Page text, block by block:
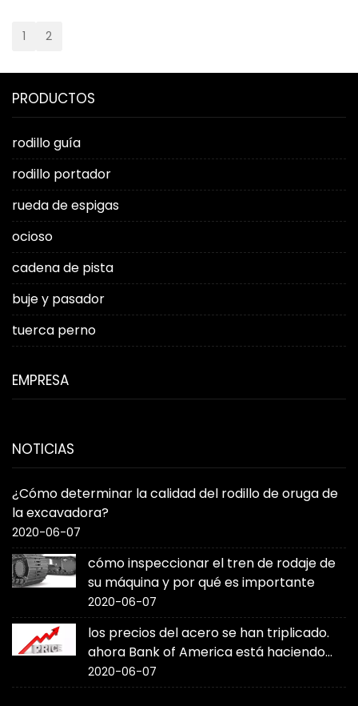
1 2
PRODUCTOS
rodillo guía
rodillo portador
rueda de espigas
ocioso
cadena de pista
buje y pasador
tuerca perno
EMPRESA
NOTICIAS
¿Cómo determinar la calidad del rodillo de oruga de
la excavadora?
2020-06-07
cómo inspeccionar el tren de rodaje de
su máquina y por qué es importante
2020-06-07
los precios del acero se han triplicado.
ahora Bank of America está haciendo
sonar la alarma
2020-06-07